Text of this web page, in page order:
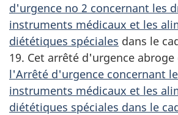
d'urgence no 2 concernant les
instruments médicaux et les
diététiques spéciales dans le
19. Cet arrêté d'urgence
l'Arrêté d'urgence concernant
instruments médicaux et les
diététiques spéciales dans le